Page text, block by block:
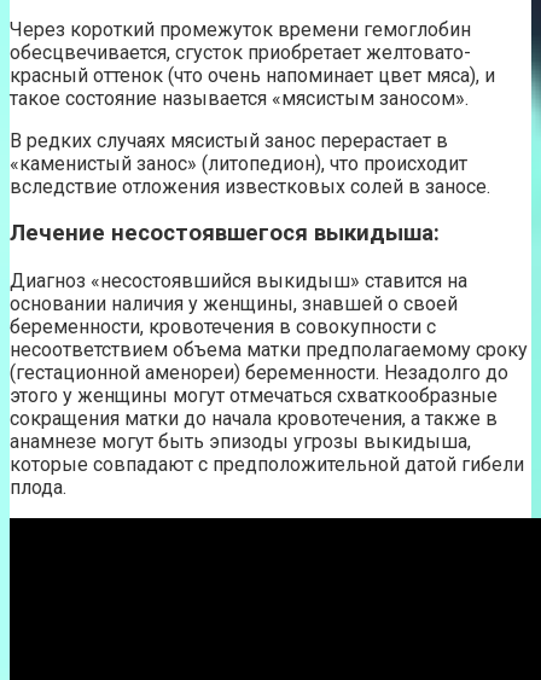
Через короткий промежуток времени гемоглобин
обесцвечивается, сгусток приобретает желтовато-
красный оттенок (что очень напоминает цвет мяса), и
такое состояние называется «мясистым заносом».
В редких случаях мясистый занос перерастает в
«каменистый занос» (литопедион), что происходит
вследствие отложения известковых солей в заносе.
Лечение несостоявшегося выкидыша:
Диагноз «несостоявшийся выкидыш» ставится на
основании наличия у женщины, знавшей о своей
беременности, кровотечения в совокупности с
несоответствием объема матки предполагаемому сроку
(гестационной аменореи) беременности. Незадолго до
этого у женщины могут отмечаться схваткообразные
сокращения матки до начала кровотечения, а также в
анамнезе могут быть эпизоды угрозы выкидыша,
которые совпадают с предположительной датой гибели
плода.